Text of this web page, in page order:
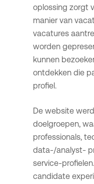
oplossing zorgt
manier van
vacatures
worden
kunnen
ontdekken die
profiel.
De website
doelgroepen,
professionals,
data-/analyst-
service-
candidate